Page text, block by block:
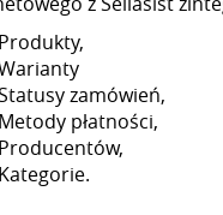
Produkty,
zamówień,
Metody płatności,
Producentów,
Kategorie.